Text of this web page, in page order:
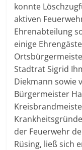
konnte
aktiven
Ehrenabteilung
einige
Stadtrat Sigrid
Diekmann sowie
Bürgermeister
der Feuerwehr
Rüsing, ließ sich